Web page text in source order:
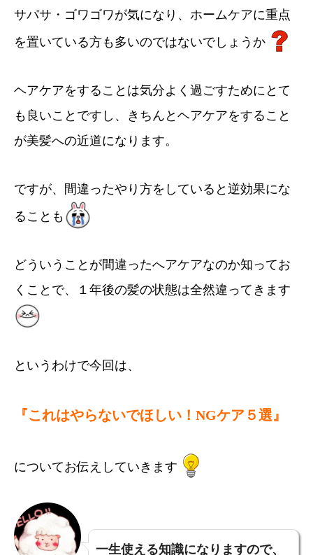
サパサ・ゴワゴワが気になり、ホームケアに重点
を置いている方も多いのではないでしょうか
ヘアケアをすることは気分よく過ごすためにとて
も良いことですし、きちんとヘアケアをすること
が美髪への近道になります。
ですが、間違ったやり方をしていると逆効果にな
ることも
どういうことが間違ったへアケアなのか知ってお
くことで、１年後の髪の状態は全然違ってきます
というわけで今回は、
『これはやらないでほしい！NGケア５選』
についてお伝えしていきます
一生使える知識になりますので、